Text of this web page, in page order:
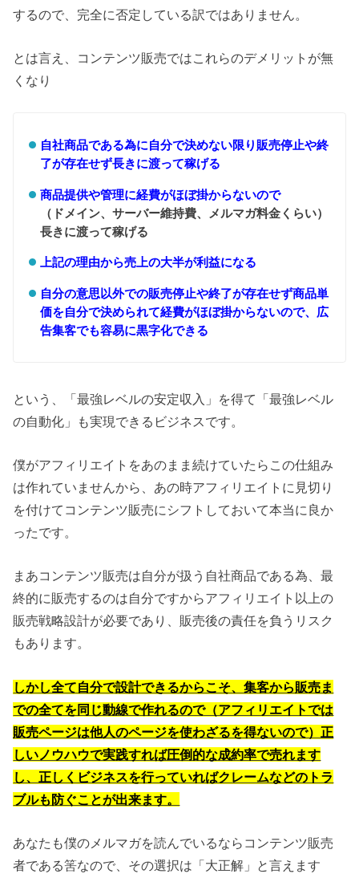
するので、完全に否定している訳ではありません。
とは言え、コンテンツ販売ではこれらのデメリットが無
くなり
自社商品である為に自分で決めない限り販売停止や終
了が存在せず長きに渡って稼げる
商品提供や管理に経費がほぼ掛からないので
（ドメイン、サーバー維持費、メルマガ料金くらい）
長きに渡って稼げる
上記の理由から売上の大半が利益になる
自分の意思以外での販売停止や終了が存在せず商品単
価を自分で決められて経費がほぼ掛からないので、広
告集客でも容易に黒字化できる
という、「最強レベルの安定収入」を得て「最強レベル
の自動化」も実現できるビジネスです。
僕がアフィリエイトをあのまま続けていたらこの仕組み
は作れていませんから、あの時アフィリエイトに見切り
を付けてコンテンツ販売にシフトしておいて本当に良か
ったです。
まあコンテンツ販売は自分が扱う自社商品である為、最
終的に販売するのは自分ですからアフィリエイト以上の
販売戦略設計が必要であり、販売後の責任を負うリスク
もあります。
しかし全て自分で設計できるからこそ、集客から販売ま
での全てを同じ動線で作れるので（アフィリエイトでは
販売ページは他人のページを使わざるを得ないので）正
しいノウハウで実践すれば圧倒的な成約率で売れます
し、正しくビジネスを行っていればクレームなどのトラ
ブルも防ぐことが出来ます。
あなたも僕のメルマガを読んでいるならコンテンツ販売
者である筈なので、その選択は「大正解」と言えます